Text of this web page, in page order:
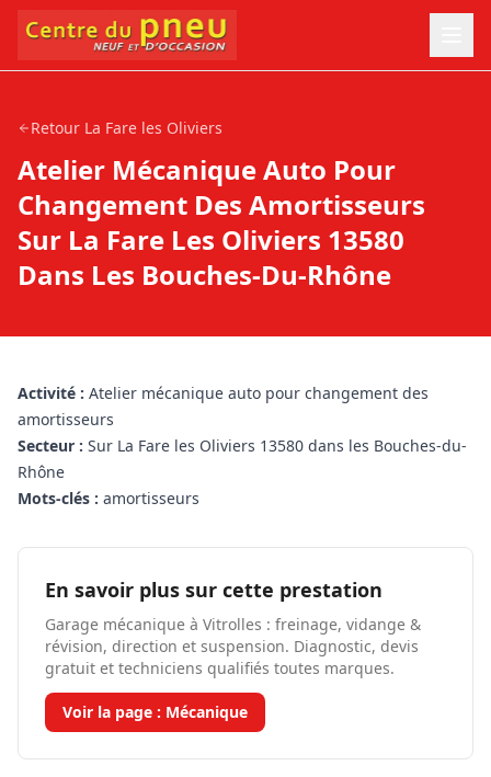
Retour La Fare les Oliviers
Atelier Mécanique Auto Pour
Changement Des Amortisseurs
Sur La Fare Les Oliviers 13580
Dans Les Bouches-Du-Rhône
Activité : Atelier mécanique auto pour changement des
amortisseurs
Secteur : Sur La Fare les Oliviers 13580 dans les Bouches-du-
Rhône
Mots-clés : amortisseurs
En savoir plus sur cette prestation
Garage mécanique à Vitrolles : freinage, vidange &
révision, direction et suspension. Diagnostic, devis
gratuit et techniciens qualifiés toutes marques.
Voir la page : Mécanique